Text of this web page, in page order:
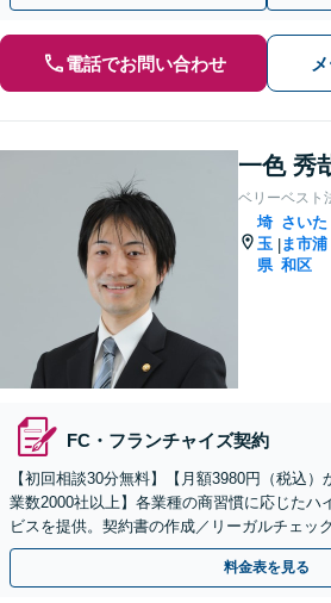
電話でお問い合わせ
一色 秀
ベリーベスト
埼
玉
県
|
さいた
ま市浦
和区
FC・フランチャイズ契約
【初回相談30分無料】【月額3980円（税込
業数2000社以上】各業種の商習慣に応じたハ
ビスを提供。契約書の作成／リーガルチェッ
的財産等、お任せください【他士業連携可能
料金表を見る